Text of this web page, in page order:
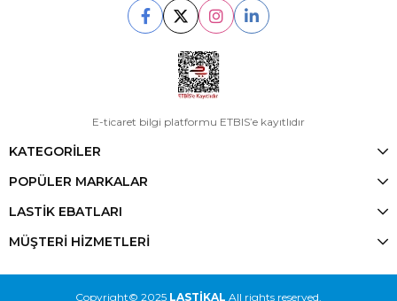
E-ticaret bilgi platformu ETBIS’e kayıtlıdır
KATEGORİLER
POPÜLER MARKALAR
LASTİK EBATLARI
MÜŞTERİ HİZMETLERİ
Copyright© 2025 LASTİKAL All rights reserved.